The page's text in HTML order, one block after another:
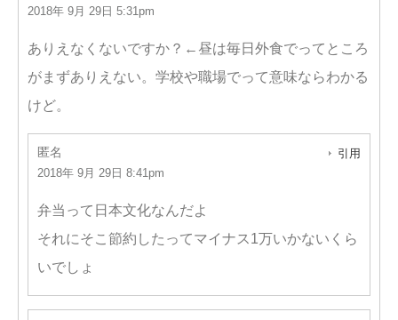
2018年 9月 29日 5:31pm
ありえなくないですか？←昼は毎日外食でってところ
がまずありえない。学校や職場でって意味ならわかる
けど。
匿名
2018年 9月 29日 8:41pm
引用
弁当って日本文化なんだよ
それにそこ節約したってマイナス1万いかないくら
いでしょ